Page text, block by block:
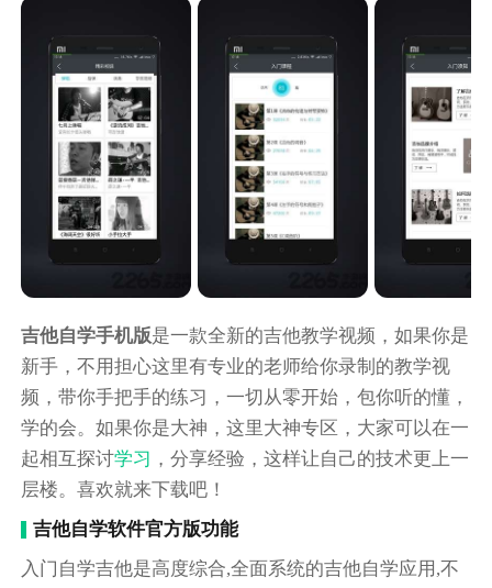
吉他自学手机版是一款全新的吉他教学视频，如果你是
新手，不用担心这里有专业的老师给你录制的教学视
频，带你手把手的练习，一切从零开始，包你听的懂，
学的会。如果你是大神，这里大神专区，大家可以在一
起相互探讨学习 ，分享经验，这样让自己的技术更上一
层楼。喜欢就来下载吧！
吉他自学软件官方版功能
入门自学吉他是高度综合,全面系统的吉他自学应用,不